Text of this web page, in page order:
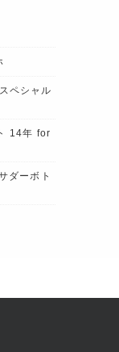
ペシャル
14年 for
ダーボト